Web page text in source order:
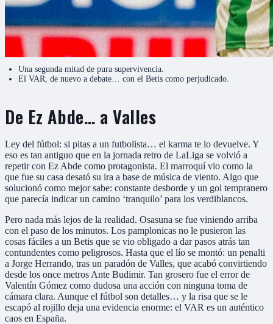
Una segunda mitad de pura supervivencia.
El VAR, de nuevo a debate… con el Betis como perjudicado.
De Ez Abde… a Valles
Ley del fútbol: si pitas a un futbolista… el karma te lo devuelve. Y
eso es tan antiguo que en la jornada retro de LaLiga se volvió a
repetir con Ez Abde como protagonista. El marroquí vio como la
que fue su casa desató su ira a base de música de viento. Algo que
solucionó como mejor sabe: constante desborde y un gol tempranero
que parecía indicar un camino ‘tranquilo’ para los verdiblancos.
Pero nada más lejos de la realidad. Osasuna se fue viniendo arriba
con el paso de los minutos. Los pamplonicas no le pusieron las
cosas fáciles a un Betis que se vio obligado a dar pasos atrás tan
contundentes como peligrosos. Hasta que el lío se montó: un penalti
a Jorge Herrando, tras un paradón de Valles, que acabó convirtiendo
desde los once metros Ante Budimir. Tan grosero fue el error de
Valentín Gómez como dudosa una acción con ninguna toma de
cámara clara. Aunque el fútbol son detalles… y la risa que se le
escapó al rojillo deja una evidencia enorme: el VAR es un auténtico
caos en España.